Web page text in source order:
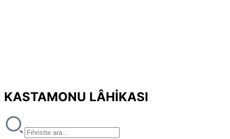
KASTAMONU LÂHİKASI